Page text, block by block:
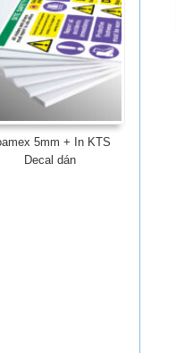
5mm + In KTS
Decal dán